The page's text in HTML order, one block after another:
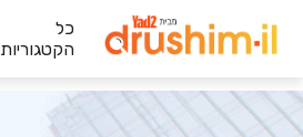
כל
הקטגוריות